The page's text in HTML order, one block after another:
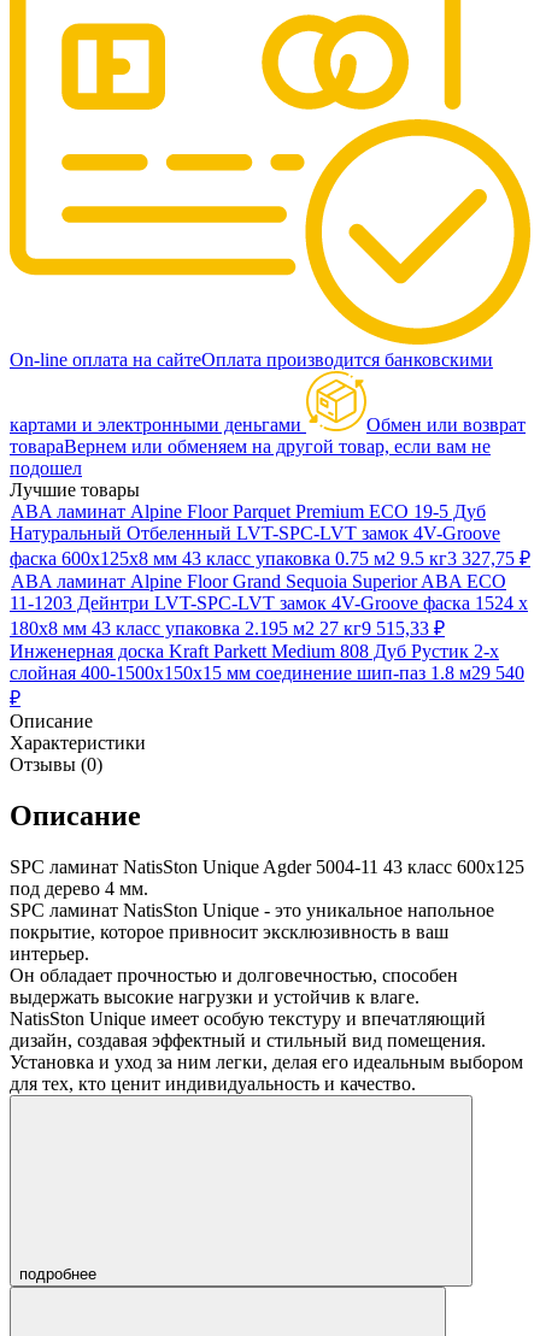
On-line оплата на сайтеОплата производится банковскими
картами и электронными деньгами
Обмен или возврат
товараВернем или обменяем на другой товар, если вам не
подошел
Лучшие товары
ABA ламинат Alpine Floor Parquet Premium ECO 19-5 Дуб
Натуральный Отбеленный LVT-SPC-LVT замок 4V-Groove
фаска 600х125х8 мм 43 класс упаковка 0.75 м2 9.5 кг3 327,75 ₽
ABA ламинат Alpine Floor Grand Sequoia Superior ABA ECO
11-1203 Дейнтри LVT-SPC-LVT замок 4V-Groove фаска 1524 х
180х8 мм 43 класс упаковка 2.195 м2 27 кг9 515,33 ₽
Инженерная доска Kraft Parkett Medium 808 Дуб Рустик 2-х
слойная 400-1500х150х15 мм соединение шип-паз 1.8 м29 540
₽
Описание
Характеристики
Отзывы (0)
Описание
SPC ламинат NatisSton Unique Agder 5004-11 43 класс 600х125
под дерево 4 мм.
SPC ламинат NatisSton Unique - это уникальное напольное
покрытие, которое привносит эксклюзивность в ваш
интерьер.
Он обладает прочностью и долговечностью, способен
выдержать высокие нагрузки и устойчив к влаге.
NatisSton Unique имеет особую текстуру и впечатляющий
дизайн, создавая эффектный и стильный вид помещения.
Установка и уход за ним легки, делая его идеальным выбором
для тех, кто ценит индивидуальность и качество.
подробнее